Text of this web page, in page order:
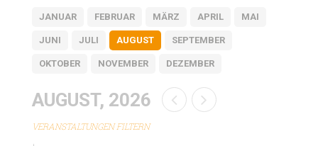
JANUAR FEBRUAR MÄRZ APRIL MAI
JUNI JULI AUGUST SEPTEMBER
OKTOBER NOVEMBER DEZEMBER
AUGUST, 2026
VERANSTALTUNGEN FILTERN